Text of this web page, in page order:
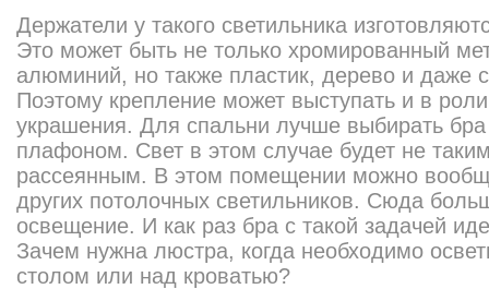
Держатели у такого светильника
Это может быть не только хромированный
алюминий, но также пластик, дерево и даже
Поэтому крепление может выступать и в
украшения. Для спальни лучше выбирать
плафоном. Свет в этом случае будет не
рассеянным. В этом помещении можно
других потолочных светильников. Сюда
освещение. И как раз бра с такой задачей
Зачем нужна люстра, когда необходимо
столом или над кроватью?